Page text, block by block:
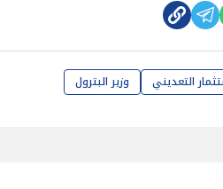
التعديني وزير البترول